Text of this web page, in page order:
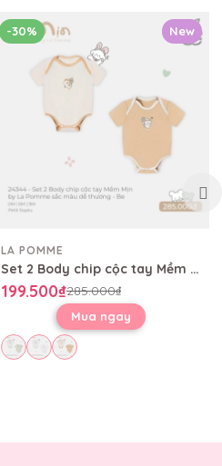
New
-30%
LA POMME
Set 2 Body chip cộc tay Mềm Mịn by La Pomme sắc màu dễ thương
199.500₫285.000₫
Mua ngay